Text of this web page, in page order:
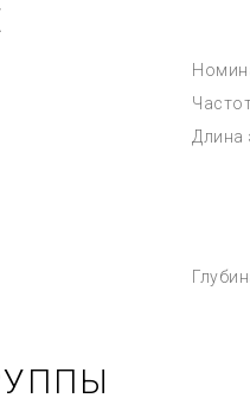
Длина